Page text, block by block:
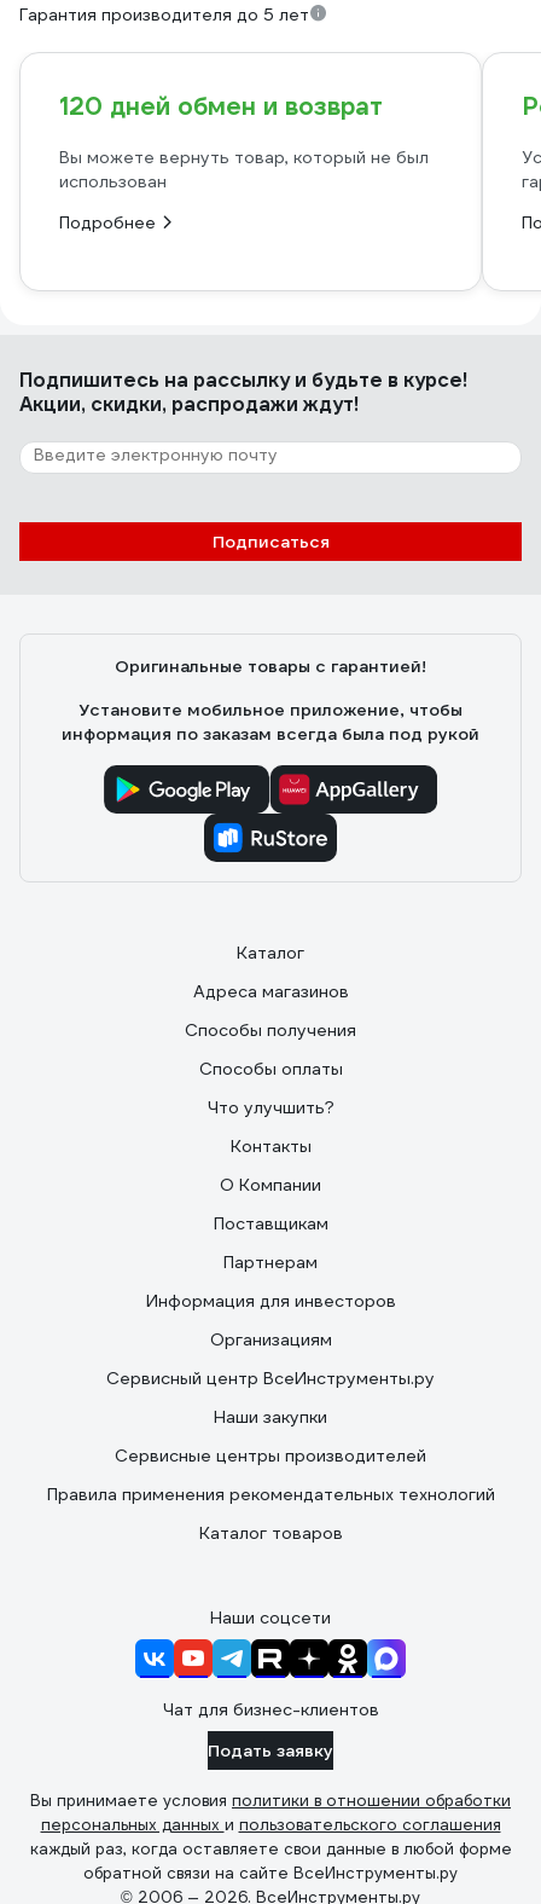
Гарантия производителя до 5 лет
120 дней обмен и возврат
Вы можете вернуть товар, который не был
использован
Подробнее
Подпишитесь на рассылкуи будьте в курсе!
Акции, скидки, распродажи ждут!
Подписаться
Оригинальные товары с гарантией!
Установите мобильное приложение, чтобы
информация по заказам всегда была под рукой
Каталог
Адреса магазинов
Способы получения
Способы оплаты
Что улучшить?
Контакты
О Компании
Поставщикам
Партнерам
Информация для инвесторов
Организациям
Сервисный центр ВсеИнструменты.ру
Наши закупки
Сервисные центры производителей
Правила применения рекомендательных технологий
Каталог товаров
Наши соцсети
Чат для бизнес-клиентов
Подать заявку
Вы принимаете условия политики в отношении обработки
персональных данных и пользовательского соглашения
каждый раз, когда оставляете свои данные в любой форме
обратной связи на сайте ВсеИнструменты.ру
© 2006 — 2026. ВсеИнструменты.ру